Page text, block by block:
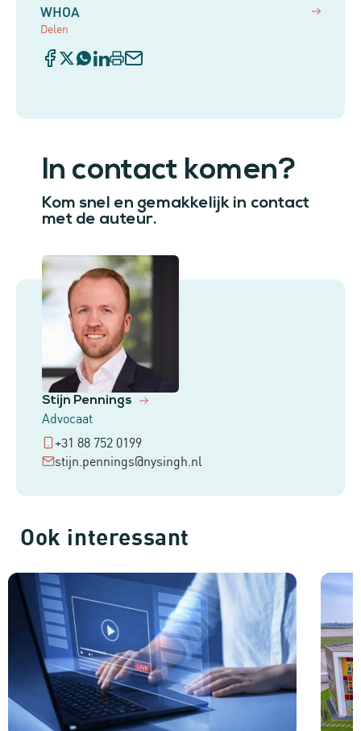
WHOA
Delen
In contact komen?
Kom snel en gemakkelijk in contact
met de auteur.
Stijn Pennings
Advocaat
+31 88 752 0199
stijn.pennings@nysingh.nl
Ook interessant